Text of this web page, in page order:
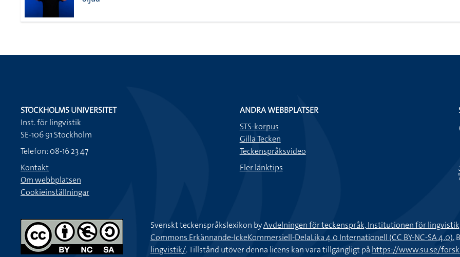
STOCKHOLMS UNIVERSITET
Inst. för lingvistik
SE-106 91 Stockholm
Telefon: 08-16 23 47
Kontakt
Om webbplatsen
Cookieinställningar
ANDRA WEBBPLATSER
STS-korpus
Gilla Tecken
Teckenspråksvideo
Fler länktips
Svenskt teckenspråkslexikon byAvdelningen för teckenspråk, Institutionen för
Commons Erkännande-IckeKommersiell-DelaLika 4.0 Internationell (CC BY-NC-SA 4.0).
lingvistik/. Tillstånd utöver denna licens kan vara tillgängligt på https://www.su.se/